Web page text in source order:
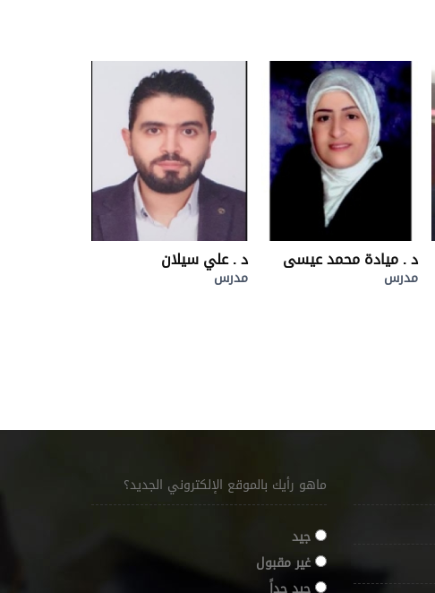
د . علي سيلان
مدرس
د . ميادة محمد عيسى
مدرس
ماهو رأيك بالموقع الإلكتروني الجديد؟
جيد
غير مقبول